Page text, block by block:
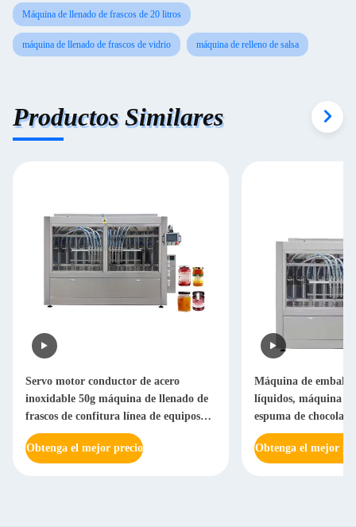
Máquina de llenado de frascos de 20 litros
máquina de llenado de frascos de vidrio máquina de relleno de salsa
Productos Similares
Servo motor conductor de acero
inoxidable 50g máquina de llenado de
frascos de confitura línea de equipos
automáticos
Obtenga el mejor precio
Máquina de
líquidos, máquina
espuma de chocolate
Obtenga el mejor